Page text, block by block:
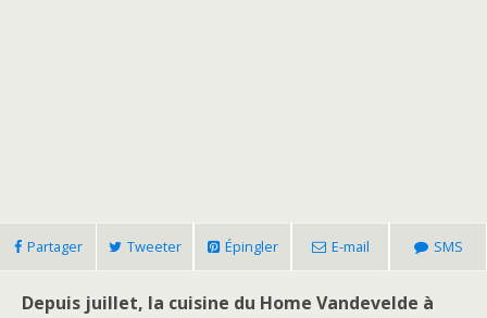
Partager Tweeter Épingler E-mail SMS
Depuis juillet, la cuisine du Home Vandevelde à